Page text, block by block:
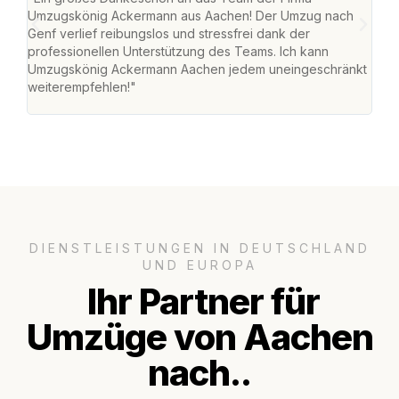
Umzugskönig Ackermann aus Aachen! Der Umzug nach
Genf verlief reibungslos und stressfrei dank der
professionellen Unterstützung des Teams. Ich kann
Umzugskönig Ackermann Aachen jedem uneingeschränkt
weiterempfehlen!"
DIENSTLEISTUNGEN IN DEUTSCHLAND
UND EUROPA
Ihr Partner für
Umzüge von Aachen
nach..